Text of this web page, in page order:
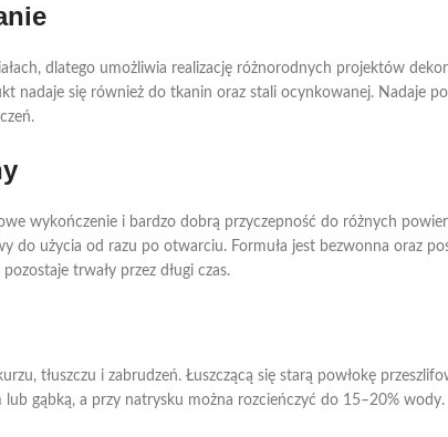
dlatego umożliwia realizację różnorodnych projektów
nadaje się również do tkanin oraz stali ocynkowanej. Nadaje
wykończenie i bardzo dobrą przyczepność do różnych
do użycia od razu po otwarciu. Formuła jest bezwonna oraz
trwały przez długi czas.
tłuszczu i zabrudzeń. Łuszczącą się starą powłokę
lub gąbką, a przy natrysku można rozcieńczyć do 15–20%